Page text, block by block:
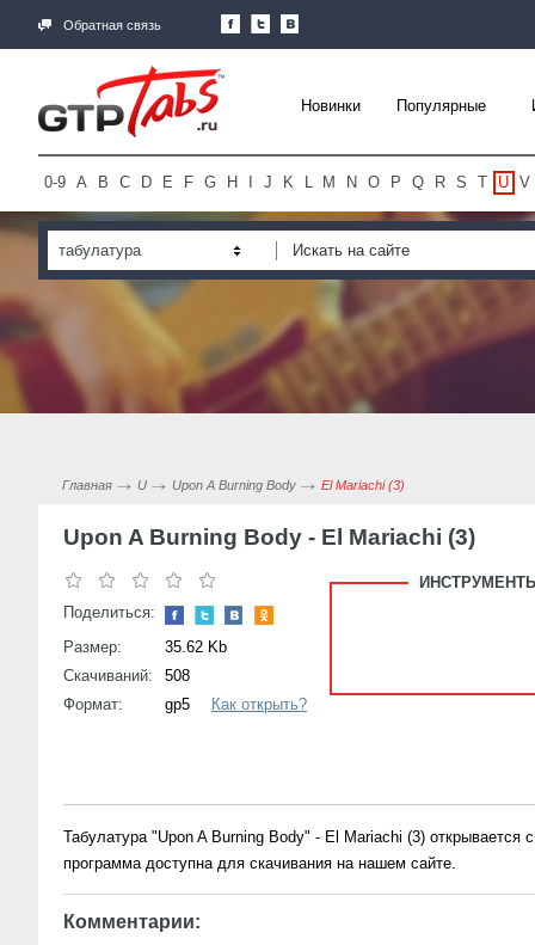
Обратная связь
Новинки Популярные
0-9 A B C D E F G H J K L M N O P Q R S T U V
табулатура
Главная U Upon A Burning Body El Mariachi (3)
Upon A Burning Body - El Mariachi (3)
Поделиться:
Размер:
35.62 Kb
Скачиваний:
508
Формат:
gp5 Как открыть?
Табулатура "Upon A Burning Body" - El Mariachi (3)
программа доступна для скачивания на нашем сайте.
Комментарии: